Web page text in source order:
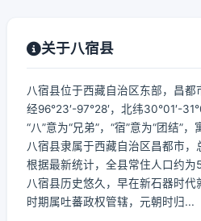
关于八宿县
八宿县位于西藏自治区东部，昌
经96°23′-97°28′，北纬30°01′-
“八”意为“兄弟”，“宿”意为“团结”
八宿县隶属于西藏自治区昌都市，
根据最新统计，全县常住人口约为
八宿县历史悠久，早在新石器时
时期属吐蕃政权管辖，元朝时归...